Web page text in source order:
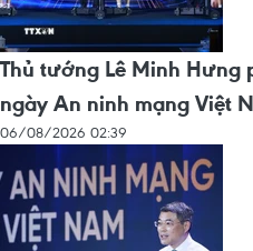
Thủ tướng Lê Minh
ngày An ninh mạng Việt
06/08/2026 02:39